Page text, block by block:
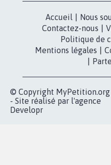
Accueil Nous
Contactez-nous
Politique de
Mentions légales
© Copyright MyPetition.org
- Site réalisé par l'agence
Developr